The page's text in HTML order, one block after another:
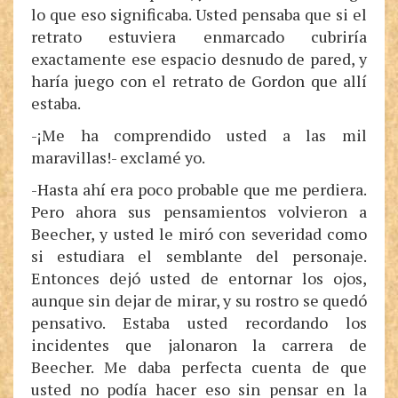
lo que eso significaba. Usted pensaba que si el
retrato estuviera enmarcado cubriría
exactamente ese espacio desnudo de pared, y
haría juego con el retrato de Gordon que allí
estaba.
-¡Me ha comprendido usted a las mil
maravillas!- exclamé yo.
-Hasta ahí era poco probable que me perdiera.
Pero ahora sus pensamientos volvieron a
Beecher, y usted le miró con severidad como
si estudiara el semblante del personaje.
Entonces dejó usted de entornar los ojos,
aunque sin dejar de mirar, y su rostro se quedó
pensativo. Estaba usted recordando los
incidentes que jalonaron la carrera de
Beecher. Me daba perfecta cuenta de que
usted no podía hacer eso sin pensar en la